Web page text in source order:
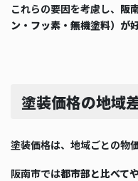
これらの要因を考慮し、 阪
ン・フッ素・無機塗料）が
塗装価格の地域
塗装価格は、地域ごとの物
阪南市では都市部と比べて